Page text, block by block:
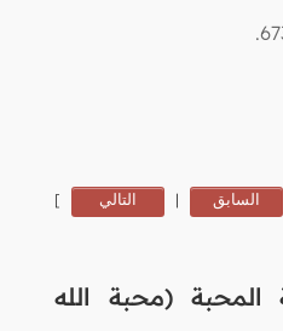
السابق | التالي ]
المحبة (محبة الله